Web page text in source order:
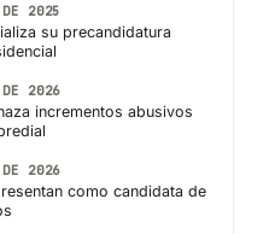
DE 2025
su precandidatura
DE 2026
incrementos abusivos
DE 2026
como candidata de